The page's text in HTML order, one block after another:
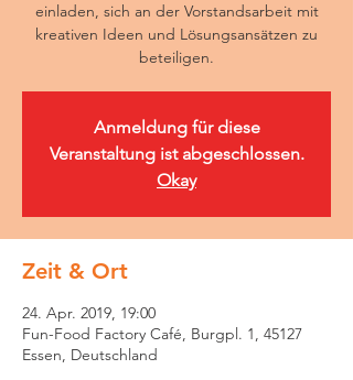
einladen, sich an der Vorstandsarbeit mit
kreativen Ideen und Lösungsansätzen zu
beteiligen.
Anmeldung für diese
Veranstaltung ist abgeschlossen.
Okay
Zeit & Ort
24. Apr. 2019, 19:00
Fun-Food Factory Café, Burgpl. 1, 45127
Essen, Deutschland